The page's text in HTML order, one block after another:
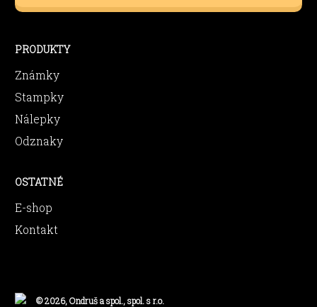
PRODUKTY
Známky
Stampky
Nálepky
Odznaky
OSTATNÉ
E-shop
Kontakt
© 2026, Ondruš a spol., spol. s r.o.